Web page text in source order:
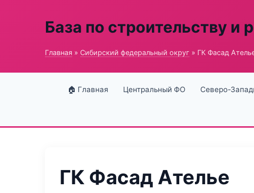
База по строительству и
Главная » Сибирский федеральный округ » ГК Фасад
🏠 Главная Центральный ФО Северо-
ГК Фасад Ателье